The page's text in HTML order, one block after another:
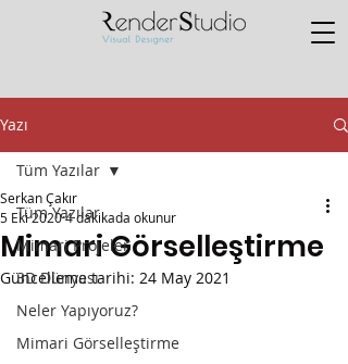
Yazı
Tüm Yazılar
Mimari Projeler
3D Dünyası
Neler Yapıyoruz?
Mimari Görselleştirme
Tüm Yazılar
Mimari Görselleştirme
Serkan Çakır
5 Eki 20204 dakikada okunur
Güncelleme tarihi: 24 May 2021